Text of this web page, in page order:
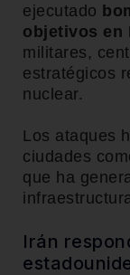
ejecutado
objetivos en
militares,
estratégicos
nuclear.
Los ataques
ciudades
que ha
Irán